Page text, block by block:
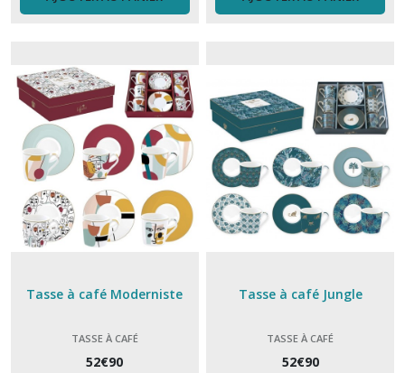
Tasse à café Moderniste
TASSE À CAFÉ
52€90
Tasse à café Jungle
TASSE À CAFÉ
52€90
Cuillère
(5)
Repose
sachet
thé
(1)
Set